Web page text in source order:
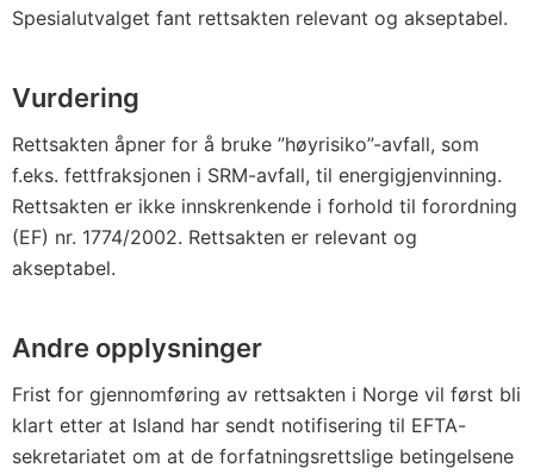
Spesialutvalget fant rettsakten relevant og akseptabel.
Vurdering
Rettsakten åpner for å bruke ”høyrisiko”-avfall, som
f.eks. fettfraksjonen i SRM-avfall, til energigjenvinning.
Rettsakten er ikke innskrenkende i forhold til forordning
(EF) nr. 1774/2002. Rettsakten er relevant og
akseptabel.
Andre opplysninger
Frist for gjennomføring av rettsakten i Norge vil først bli
klart etter at Island har sendt notifisering til EFTA-
sekretariatet om at de forfatningsrettslige betingelsene